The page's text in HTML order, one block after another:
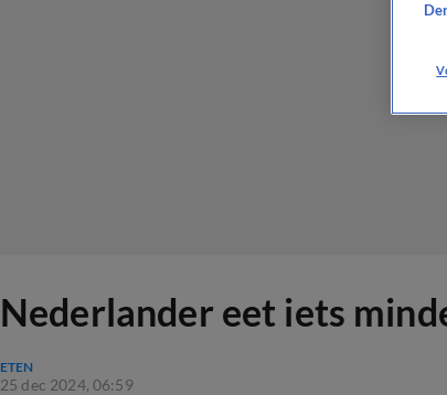
Nederlander eet iets
ETEN
25 dec 2024, 06:59